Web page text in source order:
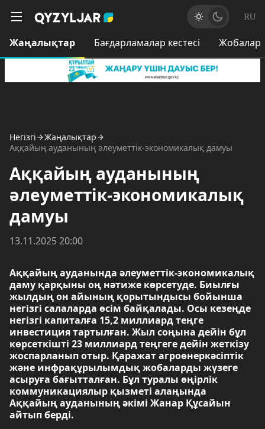
RU
Жаңалықтар Бағдарламалар кестесі Жобалар
Негізгі
Жаңалықтар
Аққайың ауданының әлеуметтік-экономикалық дамуы
Аққайың ауданының
әлеуметтік-экономикалық
дамуы
13.11.2025 20:00
Аққайың ауданында әлеуметтік-экономикалық
даму қарқыны оң нәтиже көрсетуде. Биылғы
жылдың он айының қорытындысы бойынша
негізгі салаларда өсім байқалады. Осы кезеңде
негізгі капиталға 15,2 миллиард теңге
инвестиция тартылған. Жыл соңына дейін бұл
көрсеткішті 23 миллиард теңгеге дейін жеткізу
жоспарланып отыр. Қаражат агроөнеркәсіптік
және инфрақұрылымдық жобаларды жүзеге
асыруға бағытталған. Бұл туралы өңірлік
коммуникациялыр қызметі алаңында
Аққайың ауданының әкімі Жанар Құсайын
айтып берді.